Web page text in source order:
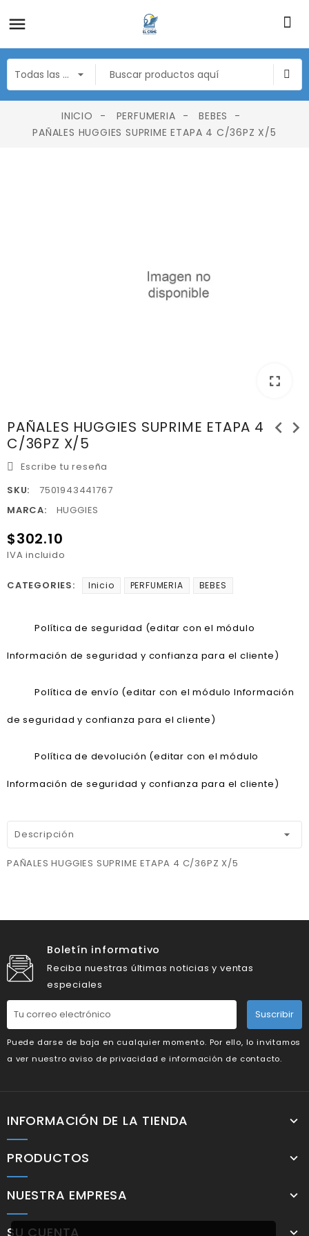
INICIO PERFUMERIA
BEBES
PAÑALES HUGGIES SUPRIME ETAPA 4 C/36PZ X/5
fullscreen
PAÑALES HUGGIES SUPRIME ETAPA 4
C/36PZ X/5
chevron_left chevron_right
Escribe tu reseña
SKU:
7501943441767
MARCA:
HUGGIES
$302.10
IVA incluido
CATEGORIES: Inicio PERFUMERIA BEBES
Política de seguridad (editar con el módulo
Información de seguridad y confianza para el cliente)
Política de envío (editar con el módulo Información
de seguridad y confianza para el cliente)
Política de devolución (editar con el módulo
Información de seguridad y confianza para el cliente)
Descripción
PAÑALES HUGGIES SUPRIME ETAPA 4 C/36PZ X/5
Boletín informativo
Reciba nuestras últimas noticias y ventas
especiales
Suscribir
Puede darse de baja en cualquier momento. Por ello, lo invitamos
a ver nuestro aviso de privacidad e información de contacto.
INFORMACIÓN DE LA TIENDA
PRODUCTOS
NUESTRA EMPRESA
SU CUENTA